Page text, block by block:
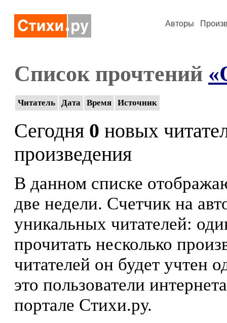
Авторы
Список прочтений
Читатель Дата Время Источник
Сегодня 0 новых
произведения
В данном списке
две недели. Счетчик на
уникальных читателей:
прочитать несколько
читателей он будет учтен
это пользователи
портале Стихи.ру.